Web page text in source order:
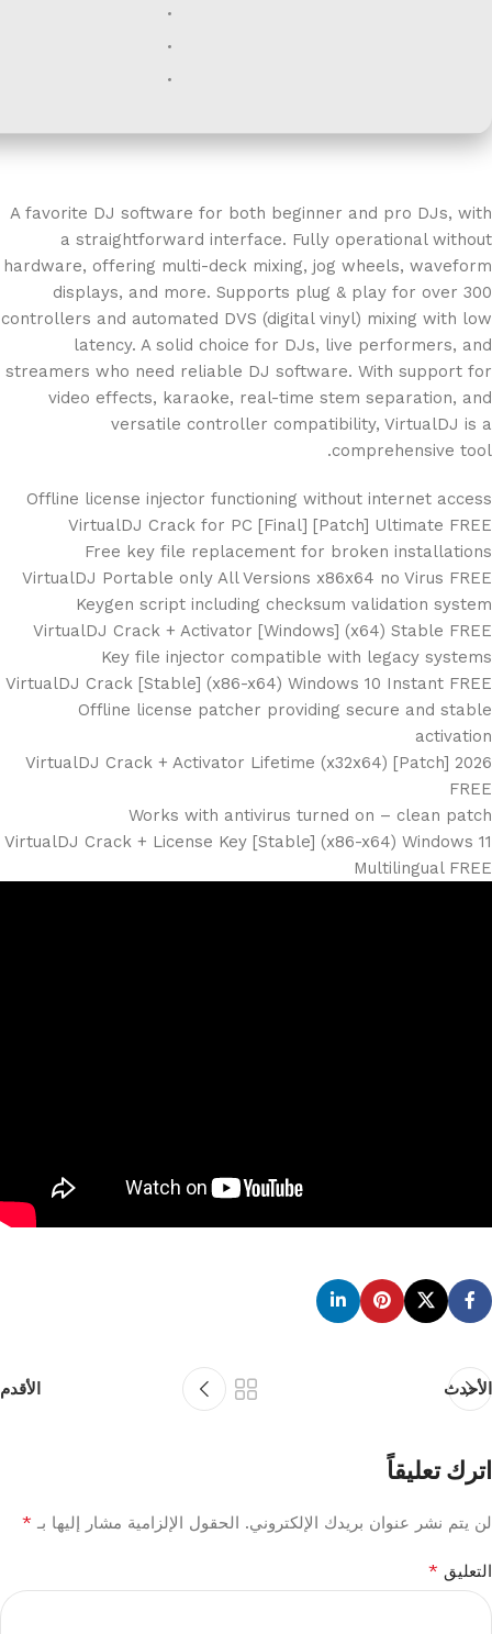
A favorite DJ software for both beginner and pro DJs, with
a straightforward interface. Fully operational without
hardware, offering multi-deck mixing, jog wheels, waveform
displays, and more. Supports plug & play for over 300
controllers and automated DVS (digital vinyl) mixing with low
latency. A solid choice for DJs, live performers, and
streamers who need reliable DJ software. With support for
video effects, karaoke, real-time stem separation, and
versatile controller compatibility, VirtualDJ is a
comprehensive tool.
Offline license injector functioning without internet access
VirtualDJ Crack for PC [Final] [Patch] Ultimate FREE
Free key file replacement for broken installations
VirtualDJ Portable only All Versions x86x64 no Virus FREE
Keygen script including checksum validation system
VirtualDJ Crack + Activator [Windows] (x64) Stable FREE
Key file injector compatible with legacy systems
VirtualDJ Crack [Stable] (x86-x64) Windows 10 Instant FREE
Offline license patcher providing secure and stable
activation
VirtualDJ Crack + Activator Lifetime (x32x64) [Patch] 2026
FREE
Works with antivirus turned on – clean patch
VirtualDJ Crack + License Key [Stable] (x86-x64) Windows 11
Multilingual FREE
الأحدث الأقدم
اترك تعليقاً
لن يتم نشر عنوان بريدك الإلكتروني. الحقول الإلزامية مشار إليها بـ *
التعليق *